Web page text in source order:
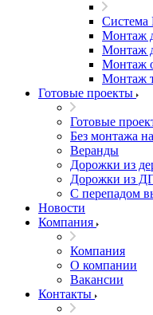
Система
Монтаж
Монтаж
Монтаж
Монтаж
Готовые проекты
Готовые
Без монтажа
Веранды
Дорожки из
Дорожки из
С перепадом
Новости
Компания
Компания
О компании
Вакансии
Контакты